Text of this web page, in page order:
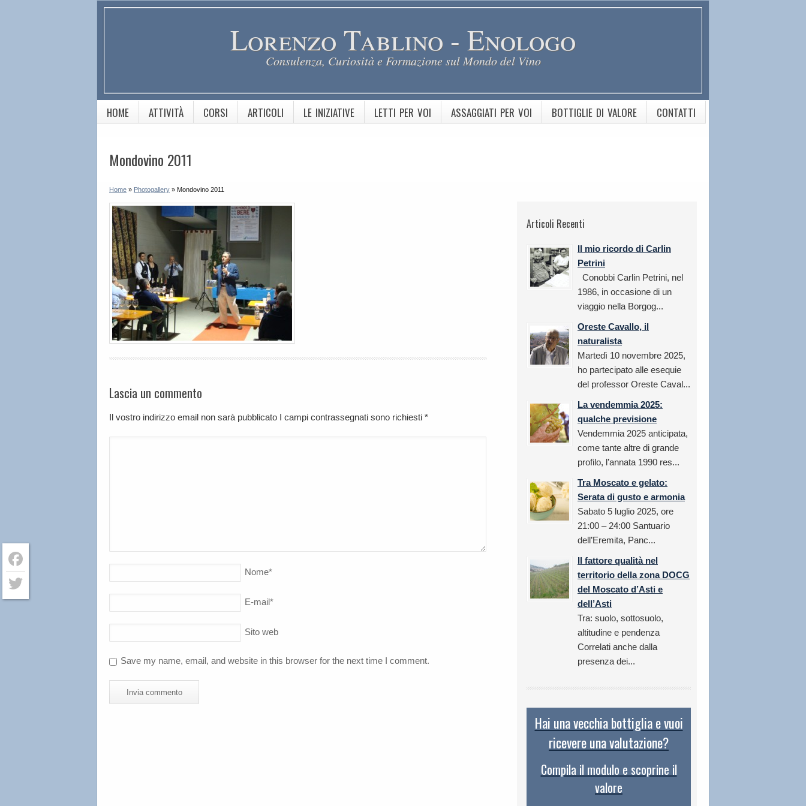
Lorenzo Tablino - Enologo
Consulenza, Curiosità e Formazione sul Mondo del Vino
HOME ATTIVITÀ CORSI ARTICOLI LE INIZIATIVE LETTI PER VOI ASSAGGIATI PER VOI BOTTIGLIE DI VALORE CONTATTI
Mondovino 2011
Home » Photogallery » Mondovino 2011
Lascia un commento
Il vostro indirizzo email non sarà pubblicato I campi contrassegnati sono richiesti *
Nome*
E-mail*
Sito web
Save my name, email, and website in this browser for the next time I comment.
Articoli Recenti
Il mio ricordo di Carlin
Petrini
Conobbi Carlin Petrini, nel
1986, in occasione di un
viaggio nella Borgog...
Oreste Cavallo, il
naturalista
Martedì 10 novembre 2025,
ho partecipato alle esequie
del professor Oreste Caval...
La vendemmia 2025:
qualche previsione
Vendemmia 2025 anticipata,
come tante altre di grande
profilo, l’annata 1990 res...
Tra Moscato e gelato:
Serata di gusto e armonia
Sabato 5 luglio 2025, ore
21:00 – 24:00 Santuario
dell’Eremita, Panc...
Il fattore qualità nel
territorio della zona DOCG
del Moscato d’Asti e
dell’Asti
Tra: suolo, sottosuolo,
altitudine e pendenza
Correlati anche dalla
presenza dei...
Hai una vecchia bottiglia e vuoi
ricevere una valutazione?
Compila il modulo e scoprine il
valore
Facebook
Twitter